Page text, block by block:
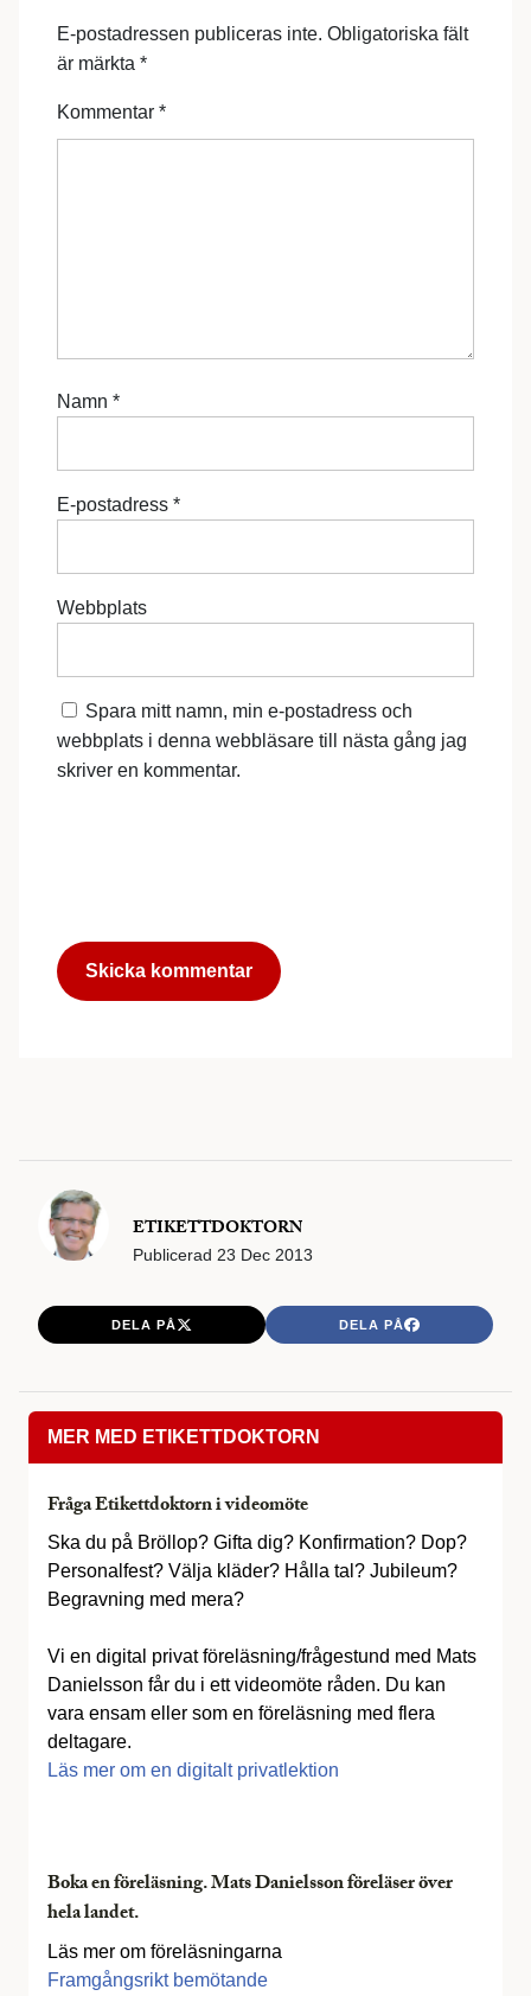
E-postadressen publiceras inte. Obligatoriska fält
är märkta *
Kommentar *
Namn *
E-postadress *
Webbplats
Spara mitt namn, min e-postadress och
webbplats i denna webbläsare till nästa gång jag
skriver en kommentar.
ETIKETTDOKTORN
Publicerad 23 Dec 2013
DELA PÅ DELA PÅ
MER MED ETIKETTDOKTORN
Fråga Etikettdoktorn i videomöte
Ska du på Bröllop? Gifta dig? Konfirmation? Dop?
Personalfest? Välja kläder? Hålla tal? Jubileum?
Begravning med mera?
Vi en digital privat föreläsning/frågestund med Mats
Danielsson får du i ett videomöte råden. Du kan
vara ensam eller som en föreläsning med flera
deltagare.
Läs mer om en digitalt privatlektion
Boka en föreläsning. Mats Danielsson föreläser över
hela landet.
Läs mer om föreläsningarna
Framgångsrikt bemötande